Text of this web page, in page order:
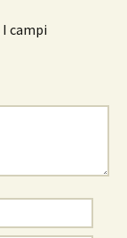
I campi